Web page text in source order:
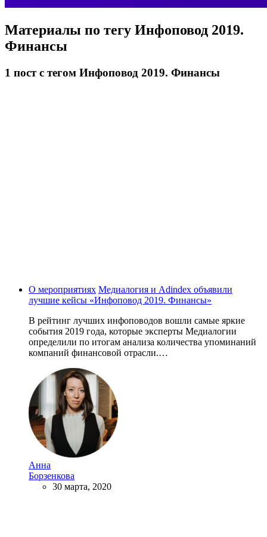
Материалы по тегу Инфоповод 2019.
Финансы
1 постс тегом Инфоповод 2019. Финансы
О мероприятиях Медиалогия и Adindex объявили
лучшие кейсы «Инфоповод 2019. Финансы»
В рейтинг лучших инфоповодов вошли самые яркие
события 2019 года, которые эксперты Медиалогии
определили по итогам анализа количества упоминаний
компаний финансовой отрасли.…
Анна
Борзенкова
30 марта, 2020